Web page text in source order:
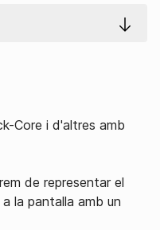
Core i d'altres amb
de representar el
la pantalla amb un